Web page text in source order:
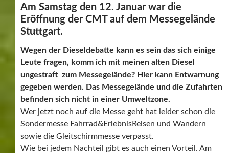
Am Samstag den 12. Januar war die
Eröffnung der CMT auf dem Messegelände
Stuttgart.
Wegen der Dieseldebatte kann es sein das sich einige
Leute fragen, komm ich mit meinen alten Diesel
ungestraft zum Messegelände? Hier kann Entwarnung
gegeben werden. Das Messegelände und die Zufahrten
befinden sich nicht in einer Umweltzone.
Wer jetzt noch auf die Messe geht hat leider schon die
Sondermesse Fahrrad&ErlebnisReisen und Wandern
sowie die Gleitschirmmesse verpasst.
Wie bei jedem Nachteil gibt es auch einen Vorteil. Am